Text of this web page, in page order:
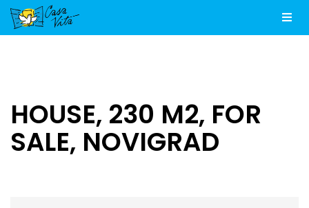
HOUSE, 230 M2, FOR
SALE, NOVIGRAD